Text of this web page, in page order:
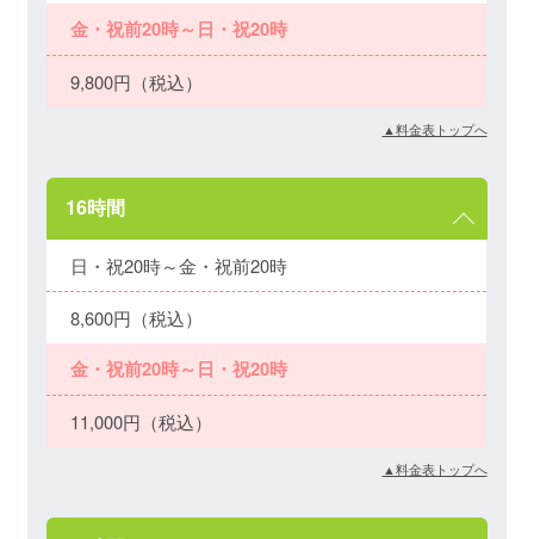
金・祝前20時～日・祝20時
9,800円（税込）
▲料金表トップへ
16時間
日・祝20時～金・祝前20時
8,600円（税込）
金・祝前20時～日・祝20時
11,000円（税込）
▲料金表トップへ